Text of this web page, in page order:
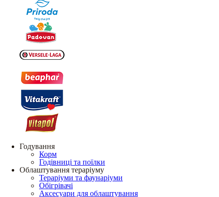
Годування
Корм
Годівниці та поїлки
Облаштування тераріуму
Тераріуми та фаунаріуми
Обігрівачі
Аксесуари для облаштування